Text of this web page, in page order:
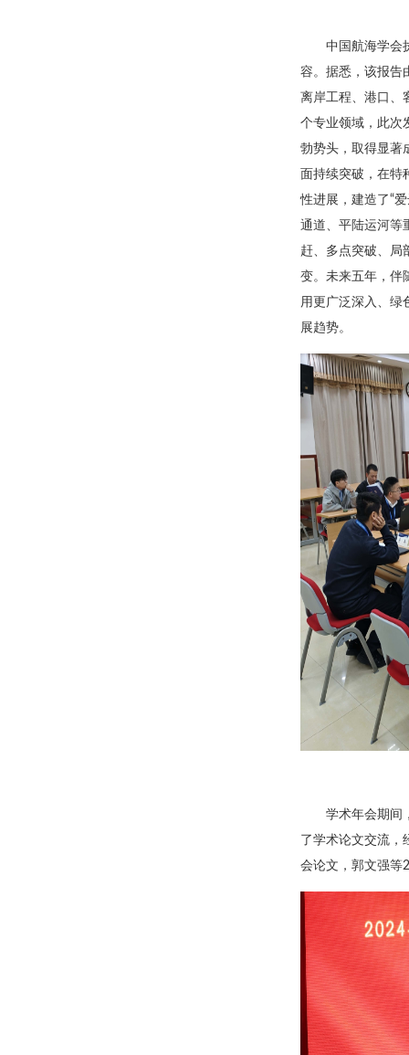
中国航海学会
容。据悉，该报告
离岸工程、港口、
个专业领域，此次
勃势头，取得显著
面持续突破，在特
性进展，建造了“爱
通道、平陆运河等
赶、多点突破、局
变。未来五年，伴
用更广泛深入、绿
展趋势。
学术年会期间
了学术论文交流
会论文，郭文强等